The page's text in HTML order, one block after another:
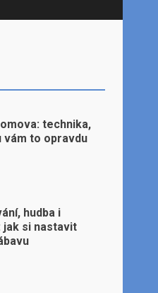
technika,
vám to opravdu
hudba i
jak si nastavit